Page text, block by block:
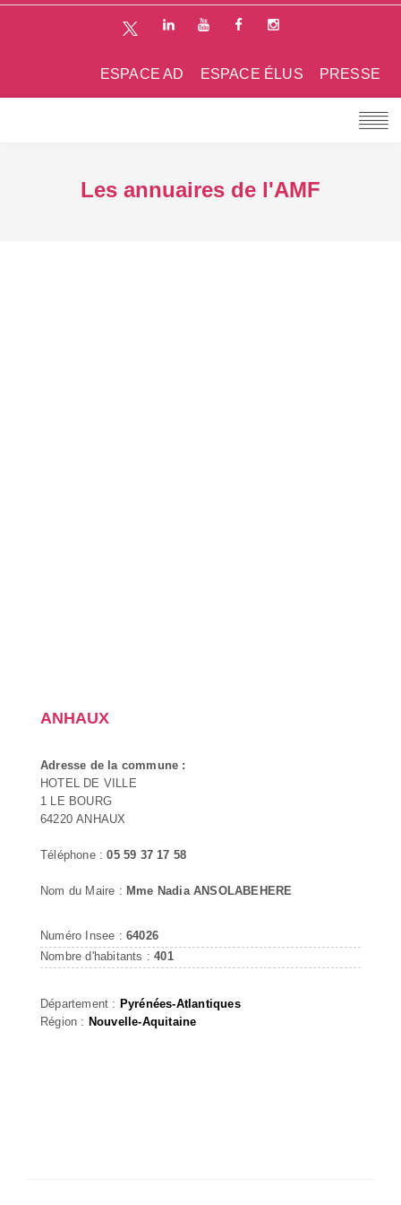
PRESSE
ESPACE ÉLUS
ESPACE AD
Les annuaires de l'AMF
ANHAUX
Adresse de la commune :
HOTEL DE VILLE
1 LE BOURG
64220 ANHAUX
Téléphone :05 59 37 17 58
Nom du Maire : Mme Nadia ANSOLABEHERE
Numéro Insee : 64026
Nombre d'habitants :401
Département : Pyrénées-Atlantiques
Région : Nouvelle-Aquitaine